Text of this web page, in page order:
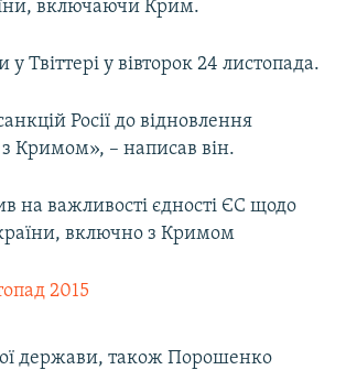
включаючи Крим.
Твіттері у вівторок 24 листопада.
Росії до відновлення
з Кримом», – написав він.
на важливості єдності ЄС щодо
включно з Кримом
2015
держави, також Порошенко